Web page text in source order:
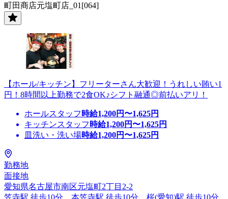
町田商店元塩町店_01[064]
【ホール/キッチン】フリーターさん大歓迎！うれしい賄い1
円！8時間以上勤務で2食OK♪シフト融通◎前払いアリ！
ホールスタッフ 時給1,200円〜1,625円
キッチンスタッフ 時給1,200円〜1,625円
皿洗い・洗い場時給1,200円〜1,625円
勤務地
面接地
愛知県名古屋市南区元塩町2丁目2-2
笠寺駅 徒歩10分、本笠寺駅 徒歩10分、桜(愛知)駅 徒歩10分